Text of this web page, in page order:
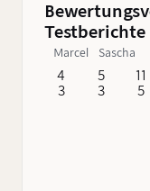
Testberichte
Marcel Sascha
4
3
5
3
11
5